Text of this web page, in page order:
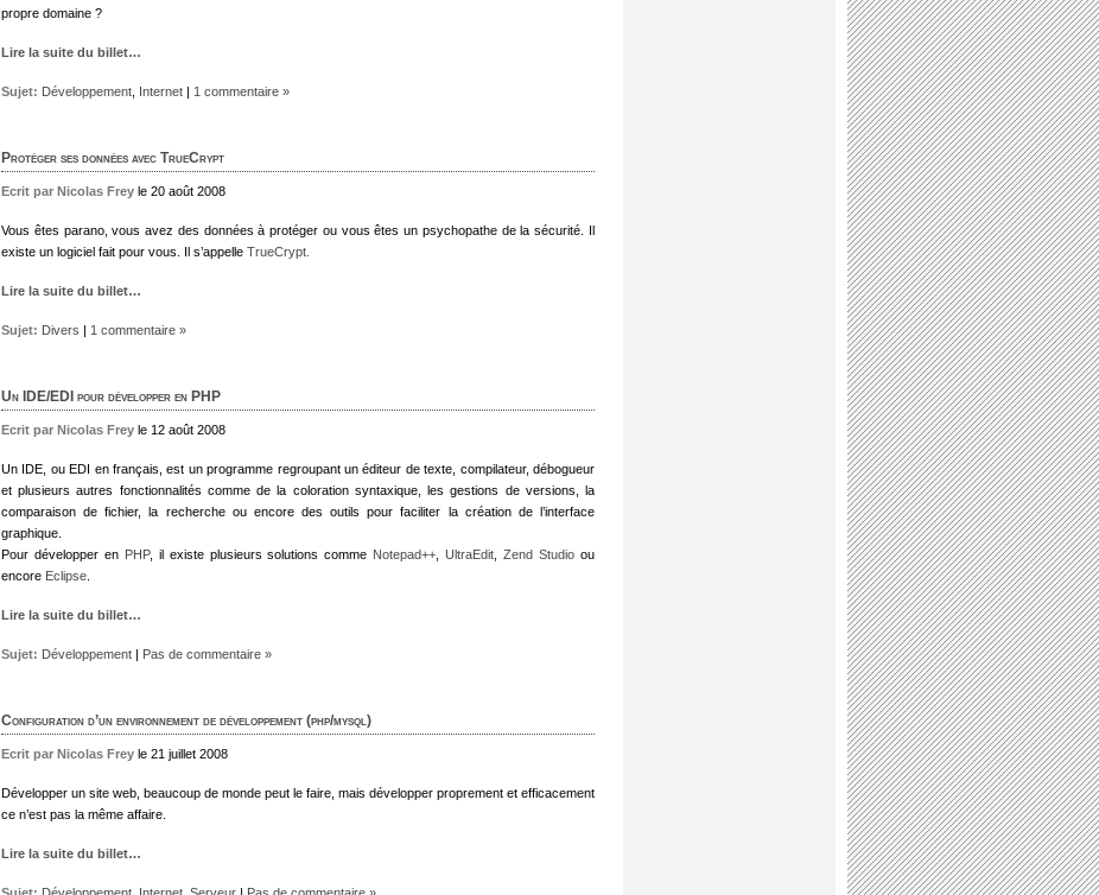
propre domaine ?
Lire la suite du billet…
Sujet: Développement Internet | 1 commentaire »
Protéger ses données avec TrueCrypt
Ecrit par Nicolas Frey le 20 août 2008
Vous êtes parano, vous avez des données à protéger ou vous êtes un psychopathe de la sécurité. Il
existe un logiciel fait pour vous. Il s’appelle TrueCrypt.
Lire la suite du billet…
Sujet: Divers | 1 commentaire »
Un IDE/EDI pour développer en PHP
Ecrit par Nicolas Frey le 12 août 2008
Un IDE, ou EDI en français, est un programme regroupant un éditeur de texte, compilateur, débogueur
et plusieurs autres fonctionnalités comme de la coloration syntaxique, les gestions de versions, la
comparaison de fichier, la recherche ou encore des outils pour faciliter la création de l’interface
graphique.
Pour développer en PHP, il existe plusieurs solutions comme Notepad++ ,UltraEdit ,Zend Studio ou
encore Eclipse
Lire la suite du billet…
Sujet: Développement | Pas de commentaire »
Configuration d’un environnement de développement (php/mysql)
Ecrit par Nicolas Frey le 21 juillet 2008
Développer un site web, beaucoup de monde peut le faire, mais développer proprement et efficacement
ce n’est pas la même affaire.
Lire la suite du billet…